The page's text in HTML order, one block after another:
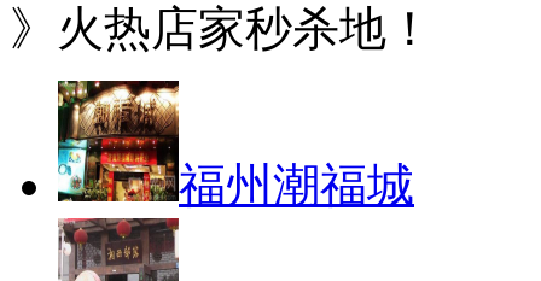
》火热店家秒杀地！
福州潮福城